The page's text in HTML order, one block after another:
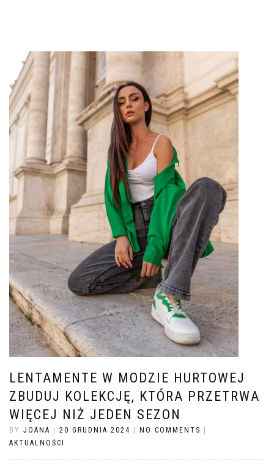
LENTAMENTE W MODZIE HURTOWEJ
ZBUDUJ KOLEKCJĘ, KTÓRA PRZETRWA
WIĘCEJ NIŻ JEDEN SEZON
BY JOANA 20 GRUDNIA 2024 NO COMMENTS
AKTUALNOŚCI